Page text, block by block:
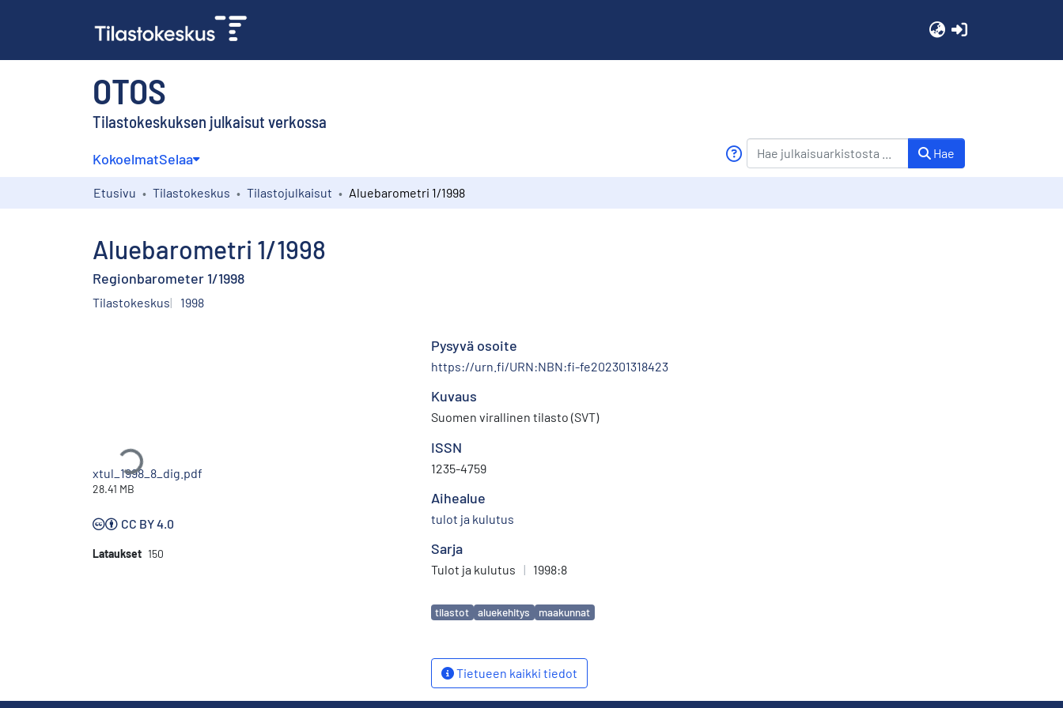
OTOS
Tilastokeskuksen julkaisut verkossa
KokoelmatSelaa Hae
Etusivu Tilastokeskus Tilastojulkaisut Aluebarometri 1/1998
Aluebarometri 1/1998
Regionbarometer 1/1998
Tilastokeskus 1998
Ladataan...
xtul_1998_8_dig.pdf
28.41 MB
CC BY 4.0
Lataukset 150
Pysyvä osoite
https://urn.fi/URN:NBN:fi-fe202301318423
Kuvaus
Suomen virallinen tilasto (SVT)
ISSN
1235-4759
Aihealue
tulot ja kulutus
Sarja
Tulot ja kulutus | 1998:8
Avainsanat
tilastot aluekehitys maakunnat
Tietueen kaikki tiedot